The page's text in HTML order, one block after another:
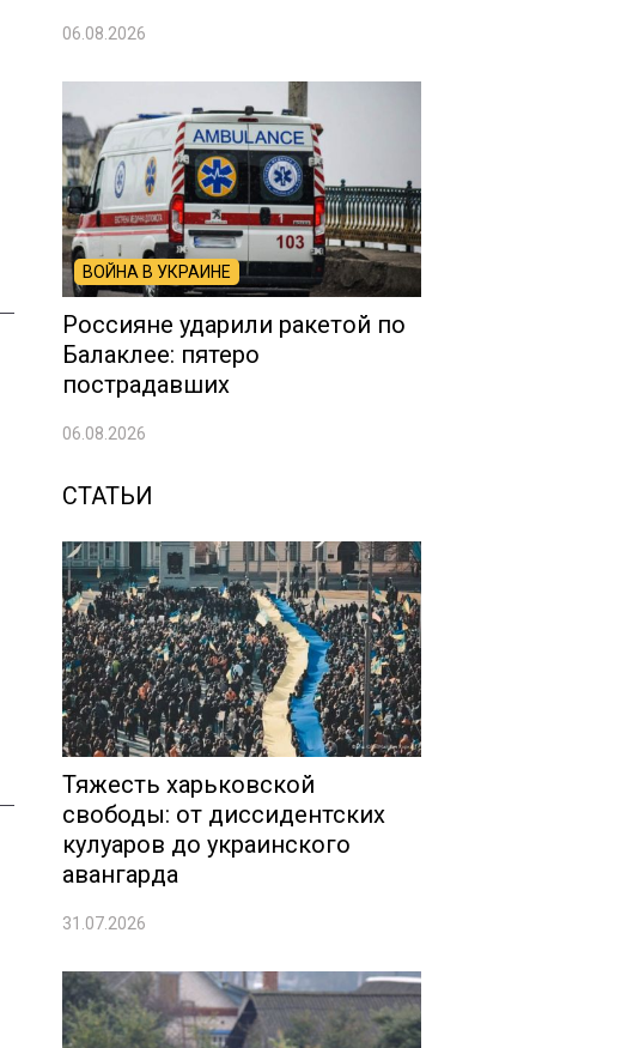
06.08.2026
ВОЙНА В УКРАИНЕ
Россияне ударили ракетой по
Балаклее: пятеро
пострадавших
06.08.2026
СТАТЬИ
Тяжесть харьковской
свободы: от диссидентских
кулуаров до украинского
авангарда
31.07.2026